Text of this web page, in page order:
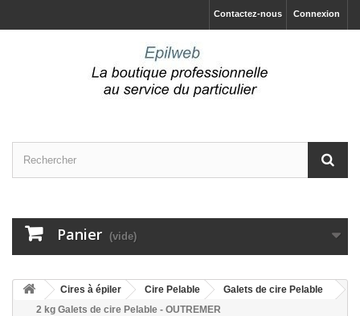
Connexion
Contactez-nous
Panier (vide)
Cires à épiler Cire Pelable
Galets de cire Pelable
2 kg Galets de cire Pelable - OUTREMER